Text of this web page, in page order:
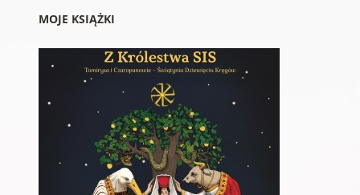
MOJE KSIĄŻKI